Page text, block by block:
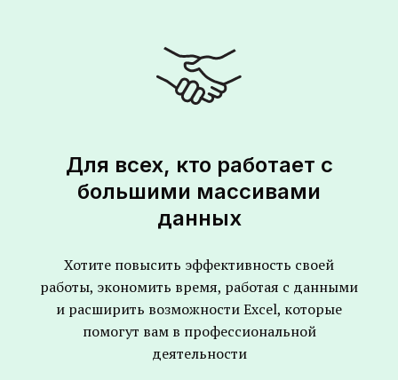
Для всех, кто работает с
большими массивами
данных
Хотите повысить эффективность своей
работы, экономить время, работая с данными
и расширить возможности Excel, которые
помогут вам в профессиональной
деятельности